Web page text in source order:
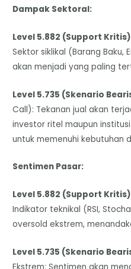
Dampak Sektoral:
Level 5.882 (Support
Sektor siklikal (Barang Baku,
akan menjadi yang paling
Level 5.735 (Skenario
Call): Tekanan jual akan
investor ritel maupun
untuk memenuhi kebutuhan
Sentimen Pasar:
Level 5.882 (Support
Indikator teknikal (RSI,
oversold ekstrem,
Level 5.735 (Skenario